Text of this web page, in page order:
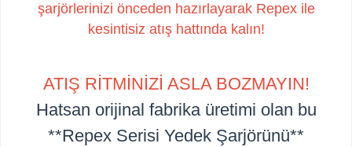
şarjörlerinizi önceden hazırlayarak Repex ile
kesintisiz atış hattında kalın!
ATIŞ RİTMİNİZİ ASLA BOZMAYIN!
Hatsan orijinal fabrika üretimi olan bu
**Repex Serisi Yedek Şarjörünü**